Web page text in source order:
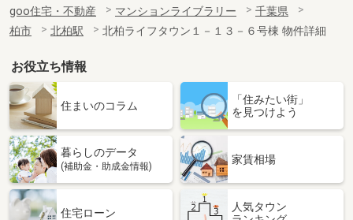
goo住宅・不動産 マンションライブラリー
千葉県
柏市
北柏駅 北柏ライフタウン１－１３－６号棟 物件詳細
お役立ち情報
住まいのコラム
「住みたい街」
を見つけよう
暮らしのデータ
(補助金・助成金情報)
家賃相場
住宅ローン
人気タウン